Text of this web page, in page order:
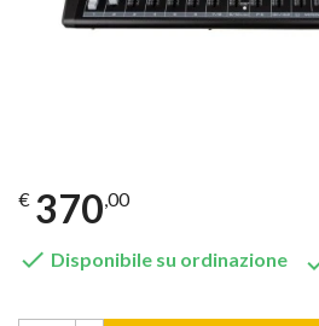
€ 370,00
 Disponibile su ordinazione